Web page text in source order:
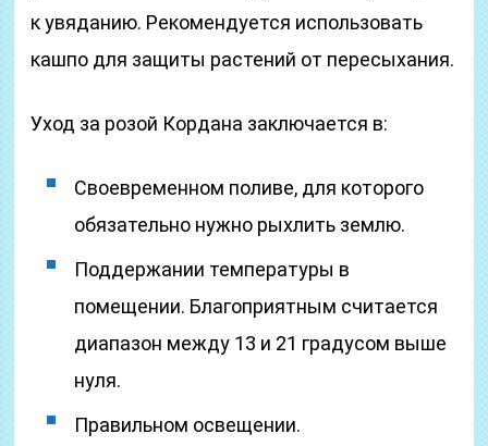
к увяданию. Рекомендуется использовать
кашпо для защиты растений от пересыхания.
Уход за розой Кордана заключается в:
Своевременном поливе, для которого
обязательно нужно рыхлить землю.
Поддержании температуры в
помещении. Благоприятным считается
диапазон между 13 и 21 градусом выше
нуля.
Правильном освещении.